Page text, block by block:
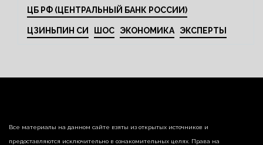
ЦБ РФ (ЦЕНТРАЛЬНЫЙ БАНК РОССИИ)
ЦЗИНЬПИН СИ ШОС ЭКОНОМИКА ЭКСПЕРТЫ
Все материалы на данном сайте взяты из открытых источников и
предоставляются исключительно в ознакомительных целях. Права на